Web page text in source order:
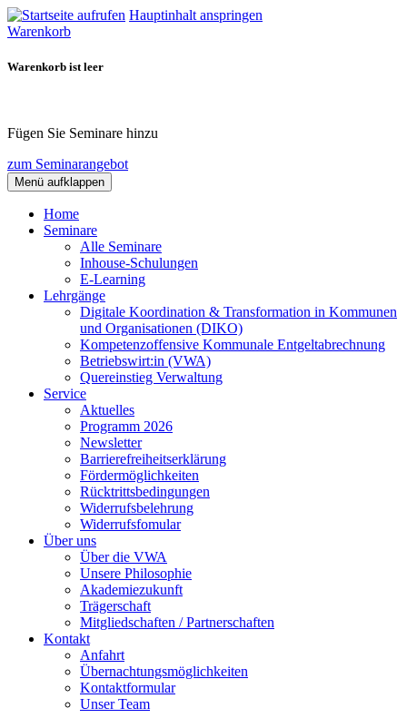
Hauptinhalt anspringen
Warenkorb
Warenkorb ist leer
Fügen Sie Seminare hinzu
zum Seminarangebot
Menü aufklappen
Home
Seminare
Alle Seminare
Inhouse-Schulungen
E-Learning
Lehrgänge
Digitale Koordination & Transformation in Kommunen
und Organisationen (DIKO)
Kompetenzoffensive Kommunale Entgeltabrechnung
Betriebswirt:in (VWA)
Quereinstieg Verwaltung
Service
Aktuelles
Programm 2026
Newsletter
Barrierefreiheitserklärung
Fördermöglichkeiten
Rücktrittsbedingungen
Widerrufsbelehrung
Widerrufsfomular
Über uns
Über die VWA
Unsere Philosophie
Akademiezukunft
Trägerschaft
Mitgliedschaften / Partnerschaften
Kontakt
Anfahrt
Übernachtungsmöglichkeiten
Kontaktformular
Unser Team